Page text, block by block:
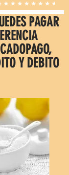
PAGAR
Y DEBITO